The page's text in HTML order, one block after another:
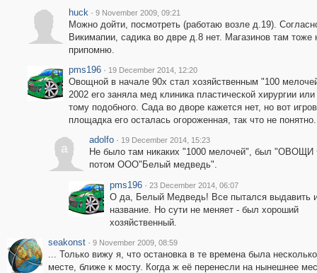
huck · 9 November 2009, 09:21
Можно дойти, посмотреть (работаю возле д.19).
Викимапии, садика во двре д.8 нет. Магазинов там тоже
припомню.
pms196 · 19 December 2014, 12:20
Овощной в начале 90х стал хозяйственным "100
2002 его заняла мед клиника пластической хирургии или
тому подобного. Сада во дворе кажется нет, но вот
площадка его осталась огороженная, так что не
a
adolfo · 19 December 2014, 15:23
Не было там никаких "1000 мелочей", был
потом ООО"Белый медведь".
pms196 · 23 December 2014, 06:07
О да, Белый Медведь! Все пытался выдавить
название. Но сути не меняет - был хороший
хозяйственный.
seakonst · 9 November 2009, 08:59
... Только вижу я, что остановка в те времена была
месте, ближе к мосту. Когда ж её перенесли на нынешнее